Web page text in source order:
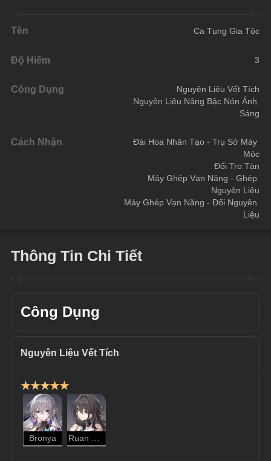
Tên Ca Tụng Gia Tộc
Độ Hiếm 3
Công Dụng
Nguyên Liệu Vết Tích
Nguyên Liệu Nâng Bậc Nón Ánh
Sáng
Cách Nhận
Đài Hoa Nhân Tạo - Trụ Sở Máy
Móc
Đổi Tro Tàn
Máy Ghép Vạn Năng - Ghép
Nguyên Liệu
Máy Ghép Vạn Năng - Đổi Nguyên
Liệu
Thông Tin Chi Tiết
Công Dụng
Nguyên Liệu Vết Tích
★★★★★
Bronya